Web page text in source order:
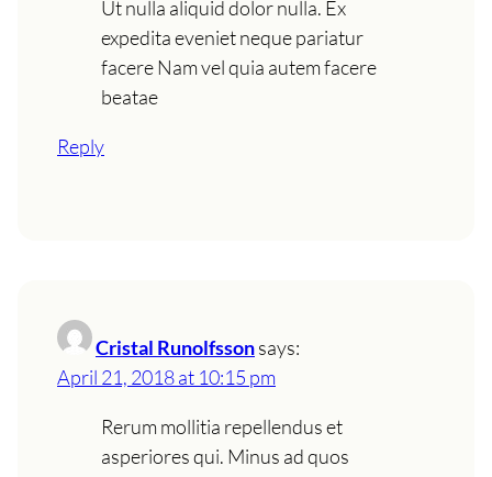
Ut nulla aliquid dolor nulla. Ex
expedita eveniet neque pariatur
facere Nam vel quia autem facere
beatae
Reply
Cristal Runolfssonsays:
April 21, 2018 at 10:15 pm
Rerum mollitia repellendus et
asperiores qui. Minus ad quos